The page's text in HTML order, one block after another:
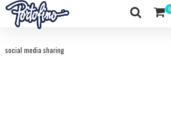
social media sharing